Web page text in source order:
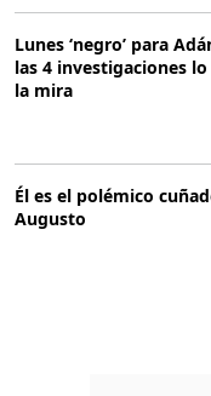
Lunes ‘negro’ para
las 4 investigaciones
la mira
Él es el polémico
Augusto